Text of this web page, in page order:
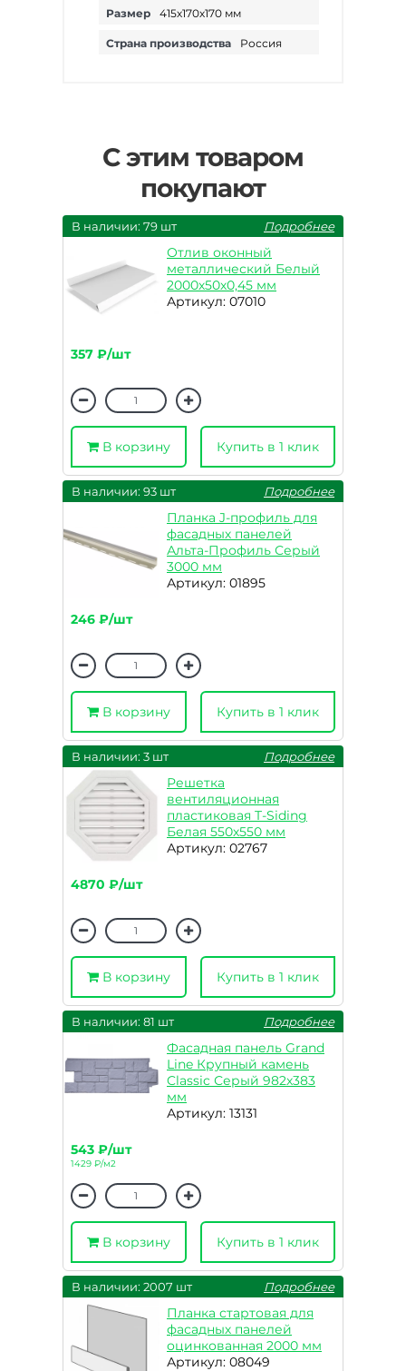
Размер 415х170х170 мм
Страна производства Россия
С этим товаром
покупают
В наличии: 79 шт Подробнее
Отлив оконный
металлический Белый
2000х50х0,45 мм
Артикул: 07010
357 ₽/шт
В корзину Купить в 1 клик
В наличии: 93 шт Подробнее
Планка J-профиль для
фасадных панелей
Альта-Профиль Серый
3000 мм
Артикул: 01895
246 ₽/шт
В корзину Купить в 1 клик
В наличии: 3 шт Подробнее
Решетка
вентиляционная
пластиковая T-Siding
Белая 550х550 мм
Артикул: 02767
4870 ₽/шт
В корзину Купить в 1 клик
В наличии: 81 шт Подробнее
Фасадная панель Grand
Line Крупный камень
Classic Серый 982х383
мм
Артикул: 13131
543 ₽/шт
1429 ₽/м2
В корзину Купить в 1 клик
В наличии: 2007 шт Подробнее
Планка стартовая для
фасадных панелей
оцинкованная 2000 мм
Артикул: 08049